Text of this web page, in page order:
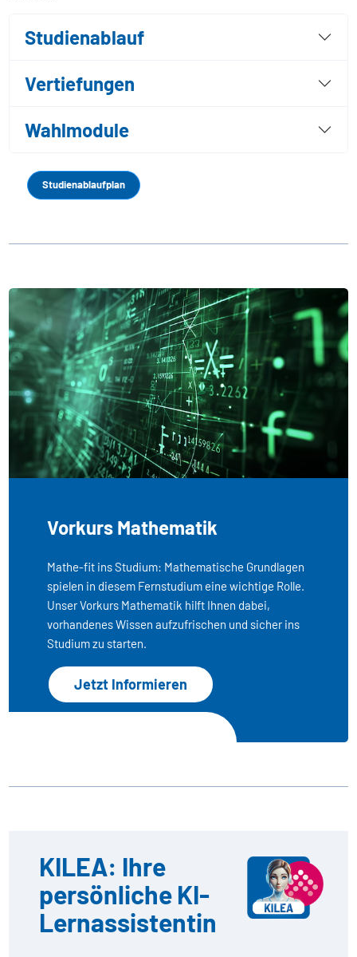
Studienablauf
Vertiefungen
Wahlmodule
Studienablaufplan
Vorkurs Mathematik
Mathe-fit ins Studium: Mathematische Grundlagen
spielen in diesem Fernstudium eine wichtige Rolle.
Unser Vorkurs Mathematik hilft Ihnen dabei,
vorhandenes Wissen aufzufrischen und sicher ins
Studium zu starten.
Jetzt Informieren
KILEA: Ihre
persönliche KI-
Lernassistentin